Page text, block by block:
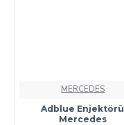
MERCEDES
Adblue Enjektörü
Mercedes